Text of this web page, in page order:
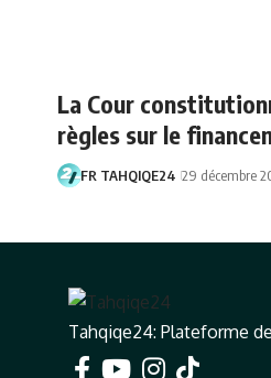
La Cour
règles sur le
FR TAHQIQE24 29 décembre
Tahqiqe24: Plateforme